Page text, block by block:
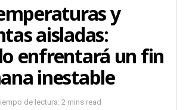
y
aisladas:
enfrentará un fin
inestable
de lectura: 2 mins read